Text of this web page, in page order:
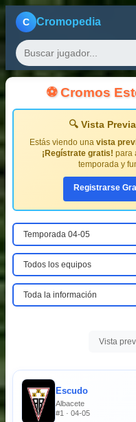
C Cromopedia
⚽ Cromos
🔍 Vista
Estás viendo una vista
¡Regístrate gratis! para
temporada y
Registrarse
Vista
Escudo
Albacete
#1 · 04-05